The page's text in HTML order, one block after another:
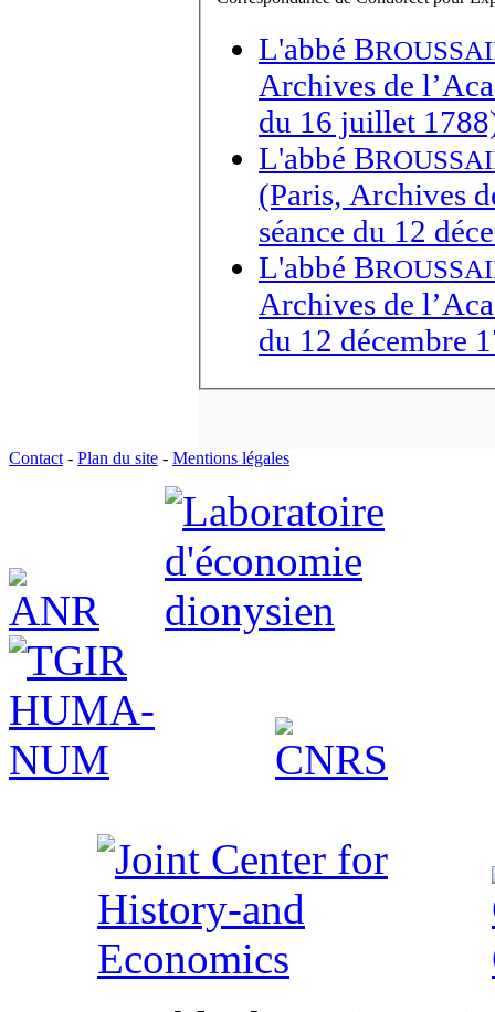
L'abbé B
Archives de
du 16 juillet
L'abbé B
(Paris, Archives
séance du 12
L'abbé B
Archives de
du 12 décembre
Contact- Plan du site - Mentions légales